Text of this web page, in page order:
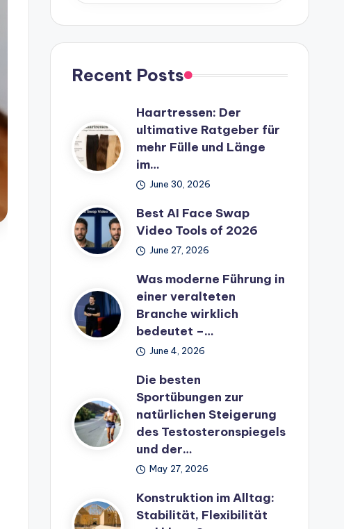
Recent Posts
Haartressen: Der
ultimative Ratgeber für
mehr Fülle und Länge
im…
June 30, 2026
Best AI Face Swap
Video Tools of 2026
June 27, 2026
Was moderne Führung in
einer veralteten
Branche wirklich
bedeutet –…
June 4, 2026
Die besten
Sportübungen zur
natürlichen Steigerung
des Testosteronspiegels
und der…
May 27, 2026
Konstruktion im Alltag:
Stabilität, Flexibilität